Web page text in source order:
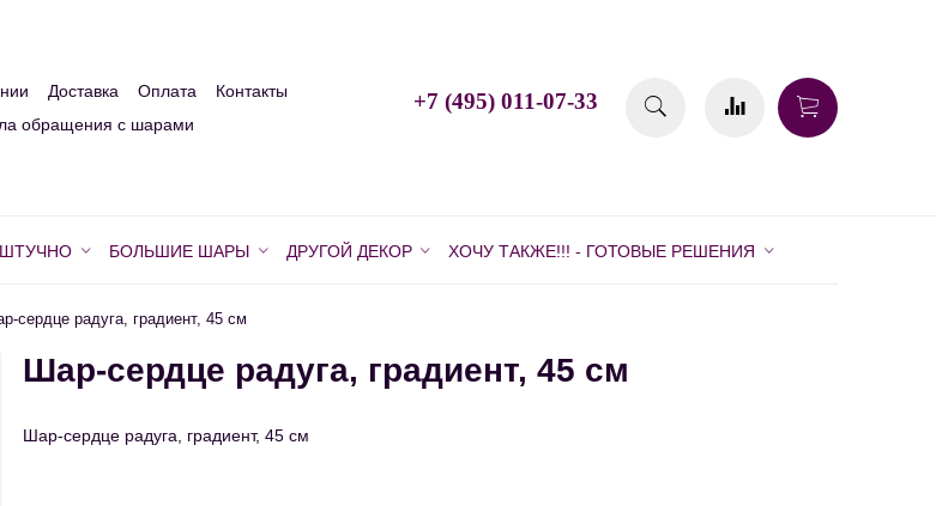
Доставка Оплата
Контакты
обращения с шарами
+7 (495) 011-07-33
БОЛЬШИЕ ШАРЫ ДРУГОЙ ДЕКОР ХОЧУ ТАКЖЕ!!! - ГОТОВЫЕ РЕШЕНИЯ
сердце радуга, градиент, 45 см
Шар-сердце радуга, градиент, 45 см
Шар-сердце радуга, градиент, 45 см